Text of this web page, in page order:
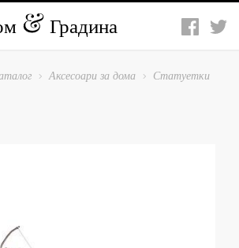
Градина
 Аксесоари за дома  Статуетки